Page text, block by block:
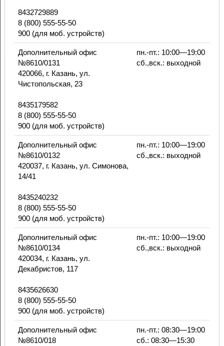
8432729889
8 (800) 555-55-50
900 (для моб. устройств)
Дополнительный офис
№8610/0131
420066, г. Казань, ул.
Чистопольская, 23
8435179582
8 (800) 555-55-50
900 (для моб. устройств)
пн.-пт.: 10:00—19:00
сб.,вск.: выходной
Дополнительный офис
№8610/0132
420037, г. Казань, ул. Симонова,
14/41
8435240232
8 (800) 555-55-50
900 (для моб. устройств)
пн.-пт.: 10:00—19:00
сб.,вск.: выходной
Дополнительный офис
№8610/0134
420034, г. Казань, ул.
Декабристов, 117
8435626630
8 (800) 555-55-50
900 (для моб. устройств)
пн.-пт.: 10:00—19:00
сб.,вск.: выходной
Дополнительный офис
№8610/018
пн.-пт.: 08:30—19:00
сб.: 08:30—15:30